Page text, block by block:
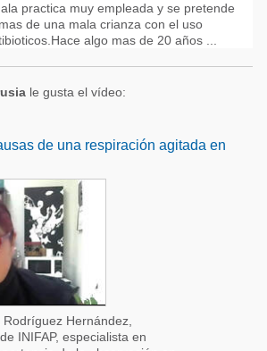
practica muy empleada y se pretende
de una mala crianza con el uso
algo mas de 20 años ...
le gusta el vídeo:
de una respiración agitada en
Hernández,
INIFAP, especialista en